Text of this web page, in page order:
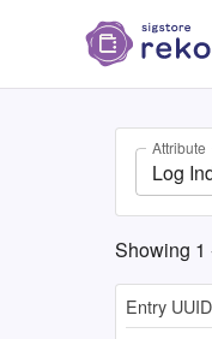
Attribute
Log
Showing 1
Entry